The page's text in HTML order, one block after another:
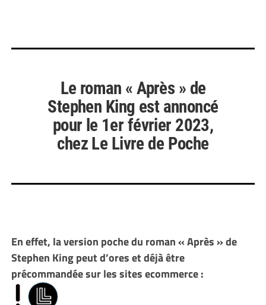
Le roman « Après » de
Stephen King est annoncé
pour le 1er février 2023,
chez Le Livre de Poche
En effet, la version poche du roman « Après » de
Stephen King peut d’ores et déjà être
précommandée sur les sites ecommerce :